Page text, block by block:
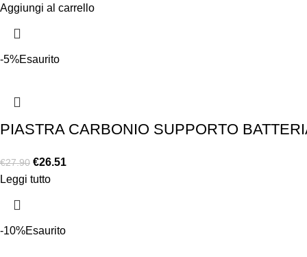
Aggiungi al carrello
-5%Esaurito
PIASTRA CARBONIO SUPPORTO
€27.90 €26.51
Leggi tutto
-10%Esaurito